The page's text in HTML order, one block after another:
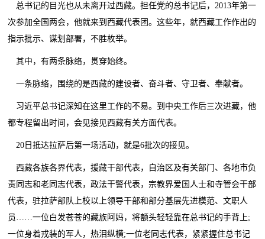
总书记的目光也从未离开过西藏。担任党的总书记后，2013年第一
次参加全国两会，他就来到西藏代表团。这些年，就西藏工作作出的
指示批示、谋划部署，不胜枚举。
其中，有两条脉络，贯穿始终。
一条脉络，围绕的是西藏的建设者、奋斗者、守卫者、奉献者。
习近平总书记深知在这里工作的不易。到中央工作后三次进藏，他
都专程留出时间，会见接见西藏有关方面代表。
20日抵达拉萨后第一场活动，就是6批次的接见。
西藏各族各界代表，援藏干部代表，自治区及有关部门、各地市负
责同志和老同志代表，政法干警代表，宗教界爱国人士和寺管会干部
代表，驻拉萨部队上校以上领导干部和部分基层先进模范、文职人
员……一位白发苍苍的藏族阿妈，将额头轻轻靠在总书记的手背上;
一位身着戎装的军人，热泪纵横;一位老同志代表，紧紧握住总书记